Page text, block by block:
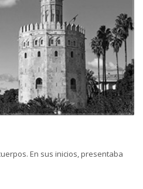
En sus inicios, presentaba